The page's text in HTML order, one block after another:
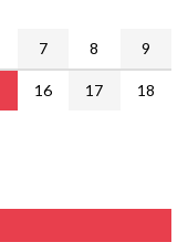
7 8 9
16 17
18